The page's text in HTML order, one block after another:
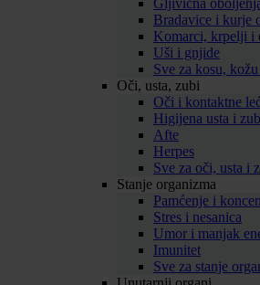
Gljivična
Bradavice i kurje
Komarci, krpelji i
Uši i gnjide
Sve za kosu,
Oči, usta, zubi
Oči i kontaktne
Higijena usta i
Afte
Herpes
Sve za oči, usta i
Stanje organizma
Pamćenje i
Stres i nesanica
Umor i manjak
Imunitet
Sve za stanje